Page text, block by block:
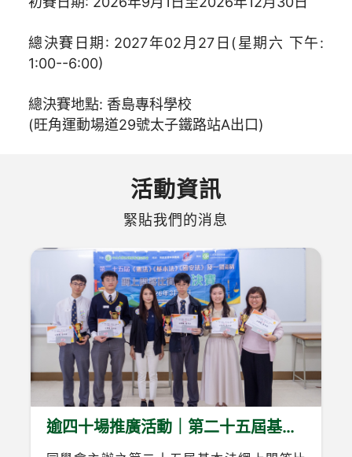
總決賽日期: 2027年02月27日(星期六 下午:
1:00--6:00)
總決賽地點: 香島專科學校
(旺角運動場道29號太子鐵路站A出口)
活動資訊
緊貼我們的消息
逾四十場推廣活動｜第二十五屆基本
法問答比賽圓滿收官